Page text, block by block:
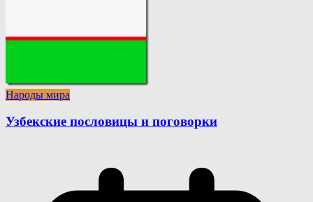
Народы мира
Узбекские пословицы и поговорки